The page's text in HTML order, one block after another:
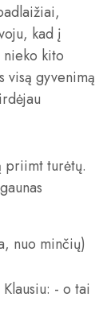
kad į
kito
visą gyvenimą
priimt turėtų.
nuo minčių)
- o tai